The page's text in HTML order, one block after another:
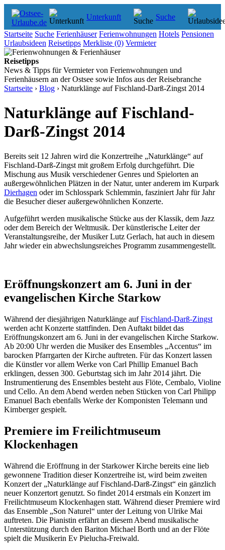
Unterkunft Suche
Startseite Suche Ferienhäuser Ferienwohnungen Hotels Pensionen
Urlaubsideen Reisetipps Merkliste (0) Vermieter
Reisetipps
News & Tipps für Vermieter von Ferienwohnungen und
Ferienhäusern an der Ostsee sowie Infos aus der Reisebranche
Startseite › Blog › Naturklänge auf Fischland-Darß-Zingst 2014
Naturklänge auf Fischland-
Darß-Zingst 2014
Bereits seit 12 Jahren wird die Konzertreihe „Naturklänge“ auf
Fischland-Darß-Zingst mit großem Erfolg durchgeführt. Die
Mischung aus Musik verschiedener Genres und Spielorten an
außergewöhnlichen Plätzen in der Natur, unter anderem im Kurpark
Dierhagen oder im Schlosspark Schlemmin, fasziniert Jahr für Jahr
die Besucher dieser außergewöhnlichen Konzerte.
Aufgeführt werden musikalische Stücke aus der Klassik, dem Jazz
oder dem Bereich der Weltmusik. Der künstlerische Leiter der
Veranstaltungsreihe, der Musiker Lutz Gerlach, hat auch in diesem
Jahr wieder ein abwechslungsreiches Programm zusammengestellt.
Eröffnungskonzert am 6. Juni in der
evangelischen Kirche Starkow
Während der diesjährigen Naturklänge aufFischland-Darß-Zingst
werden acht Konzerte stattfinden. Den Auftakt bildet das
Eröffnungskonzert am 6. Juni in der evangelischen Kirche Starkow.
Ab 20:00 Uhr werden die Musiker des Ensembles „Accentus“ im
barocken Pfarrgarten der Kirche auftreten. Für das Konzert lassen
die Künstler vor allem Werke von Carl Phillip Emanuel Bach
erklingen, dessen 300. Geburtstag sich im Jahr 2014 jährt. Die
Instrumentierung des Ensembles besteht aus Flöte, Cembalo, Violine
und Cello. An dem Abend werden neben Stücken von Carl Philipp
Emanuel Bach ebenfalls Werke der Komponisten Telemann und
Kirnberger gespielt.
Premiere im Freilichtmuseum
Klockenhagen
Während die Eröffnung in der Starkower Kirche bereits eine lieb
gewonnene Tradition dieser Konzertreihe ist, wird beim zweiten
Konzert der „Naturklänge auf Fischland-Darß-Zingst“ ein gänzlich
neuer Konzertort genutzt. So findet 2014 erstmals ein Konzert im
Freilichtmuseum Klockenhagen statt. Während dieser Premiere wird
das Ensemble „Son Naturel“ unter der Leitung von Ulrike Mai
auftreten. Die Pianistin erfährt an diesem Abend musikalische
Unterstützung durch den Bariton Michael Borth und an der Flöte
spielt die Musikerin Ev Pielucha-Freiwald.